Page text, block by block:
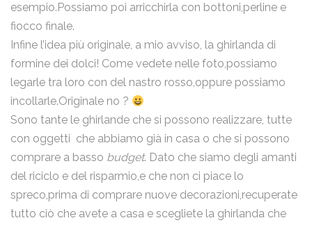
esempio.Possiamo poi arricchirla con bottoni,perline e
fiocco finale.
Infine l’idea più originale, a mio avviso, la ghirlanda di
formine dei dolci! Come vedete nelle foto,possiamo
legarle tra loro con del nastro rosso,oppure possiamo
incollarle.Originale no ?
Sono tante le ghirlande che si possono realizzare, tutte
con oggetti che abbiamo già in casa o che si possono
comprare a basso budget. Dato che siamo degli amanti
del riciclo e del risparmio,e che non ci piace lo
spreco,prima di comprare nuove decorazioni,recuperate
tutto ciò che avete a casa e scegliete la ghirlanda che